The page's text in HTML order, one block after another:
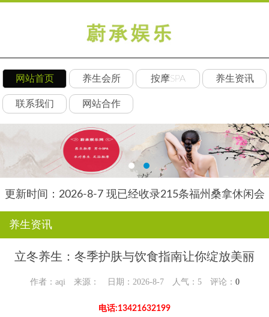
网站首页 养生会所 按摩SPA 养生资讯
联系我们 网站合作
更新时间：2026-8-7 现已经收录215条福州桑拿休闲会
养生资讯
立冬养生：冬季护肤与饮食指南让你绽放美丽
作者：aqi 来源： 日期：2026-8-7 人气： 5评论： 0
电话:13421632199